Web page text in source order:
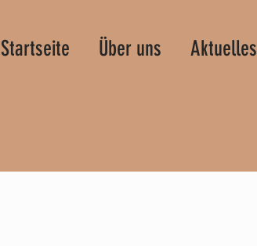
Startseite Über uns Aktuelles